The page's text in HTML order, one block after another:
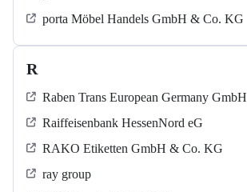
porta Möbel Handels GmbH & Co. KG
R
Raben Trans European Germany GmbH
Raiffeisenbank HessenNord eG
RAKO Etiketten GmbH & Co. KG
ray group